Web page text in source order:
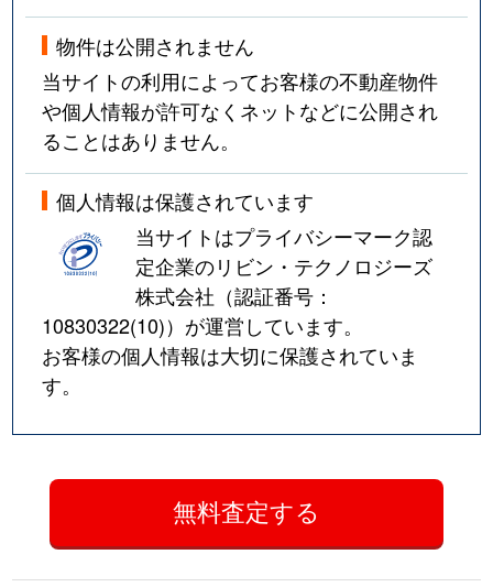
物件は公開されません
当サイトの利用によってお客様の不動産物件
や個人情報が許可なくネットなどに公開され
ることはありません。
個人情報は保護されています
当サイトはプライバシーマーク認
定企業のリビン・テクノロジーズ
株式会社（認証番号：
10830322(10)）が運営しています。
お客様の個人情報は大切に保護されていま
す。